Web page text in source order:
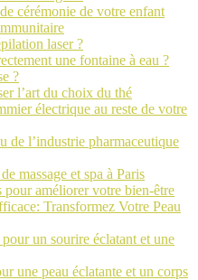
cérémonie de votre enfant
laser ?
une fontaine à eau ?
?
l’art du choix du thé
électrique au reste de votre
de l’industrie pharmaceutique
massage et spa à Paris
pour améliorer votre bien-être
Transformez Votre Peau
un sourire éclatant et une
une peau éclatante et un corps